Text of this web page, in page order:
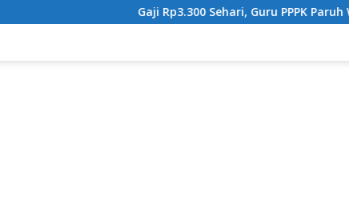
Gaji Rp3.300 Sehari, Guru PPPK Paruh Waktu